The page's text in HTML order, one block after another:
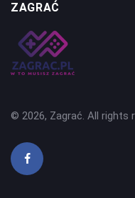
ZAGRAĆ
© 2026, Zagrać. All rights